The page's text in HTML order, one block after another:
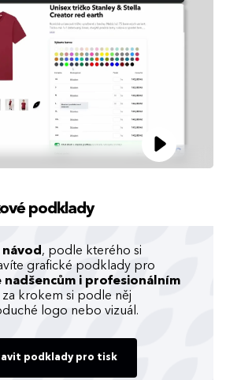
podklady
návod , podle kterého si
grafické podklady pro
nadšencům i profesionálním
za krokem si podle něj
logo nebo vizuál.
podklady pro tisk